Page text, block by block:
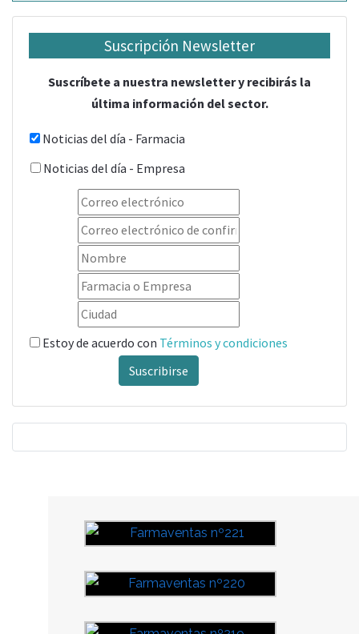
Suscripción Newsletter
Suscríbete a nuestra newsletter y recibirás la
última información del sector.
Noticias del día - Farmacia
Noticias del día - Empresa
Estoy de acuerdo con Términos y condiciones
Suscribirse